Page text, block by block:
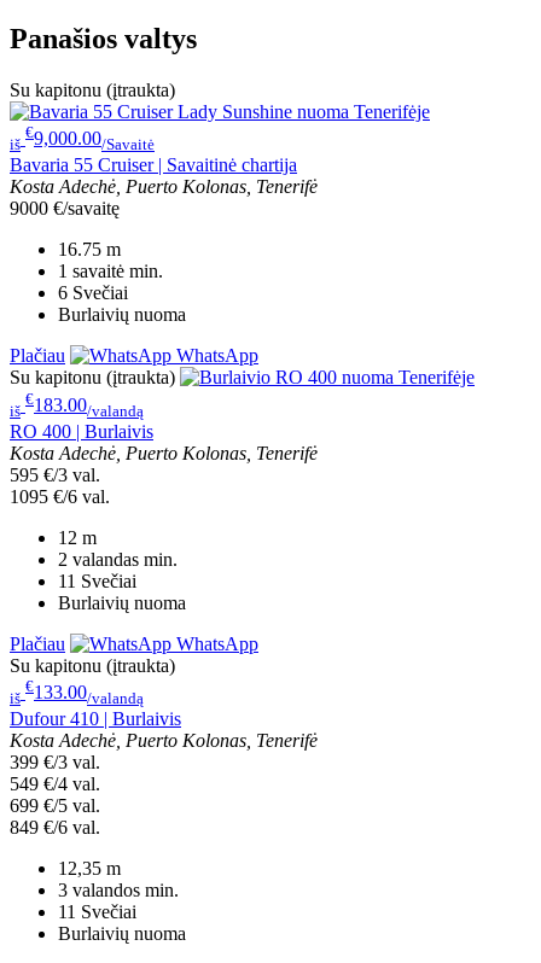
Panašios valtys
Su kapitonu (įtraukta)
iš
€9,000.00/Savaitė
Bavaria 55 Cruiser | Savaitinė chartija
Kosta Adechė, Puerto Kolonas, Tenerifė
9000 €/savaitę
16.75 m
1 savaitė min.
6 Svečiai
Burlaivių nuoma
Plačiau
WhatsApp
Su kapitonu (įtraukta)
iš
€183.00/valandą
RO 400 | Burlaivis
Kosta Adechė, Puerto Kolonas, Tenerifė
595 €/3 val.
1095 €/6 val.
12 m
2 valandas min.
11 Svečiai
Burlaivių nuoma
Plačiau
WhatsApp
Su kapitonu (įtraukta)
iš
€133.00/valandą
Dufour 410 | Burlaivis
Kosta Adechė, Puerto Kolonas, Tenerifė
399 €/3 val.
549 €/4 val.
699 €/5 val.
849 €/6 val.
12,35 m
3 valandos min.
11 Svečiai
Burlaivių nuoma